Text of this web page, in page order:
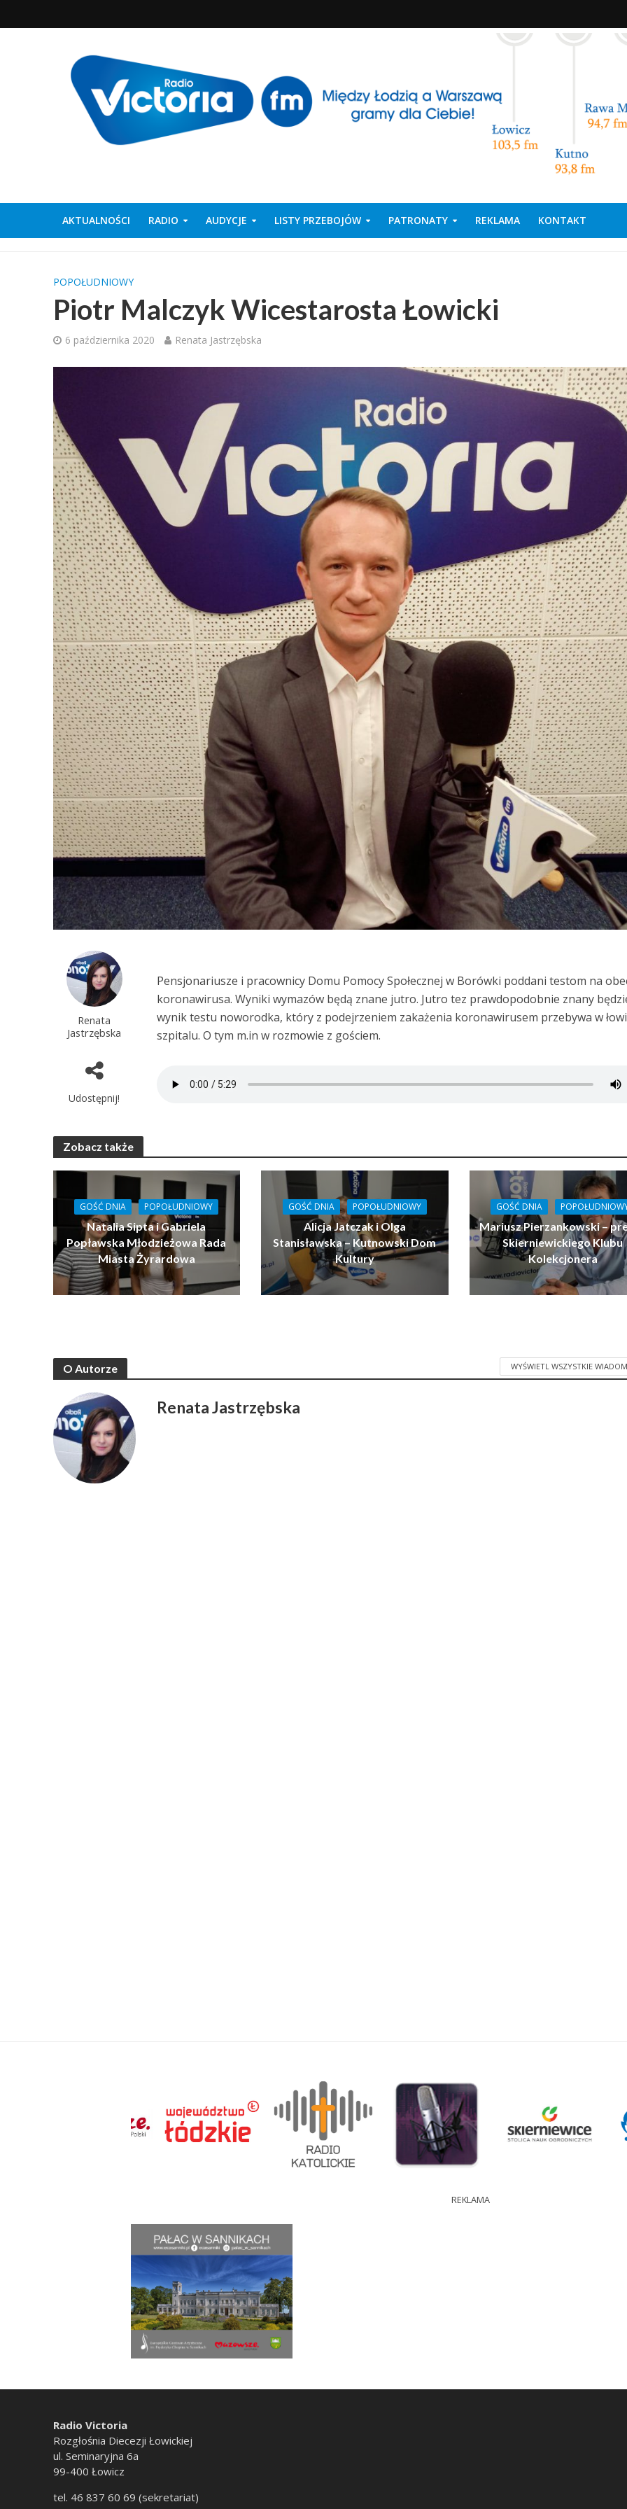
AKTUALNOŚCI RADIO AUDYCJE LISTY PRZEBOJÓW PATRONATY REKLAMA KONTAKT
POPOŁUDNIOWY
Piotr Malczyk Wicestarosta Łowicki
6 października 2020 Renata Jastrzębska
Renata
Jastrzębska
Udostępnij!
Pensjonariusze i pracownicy Domu Pomocy Społecznej w Borówki poddani testom na
koronawirusa. Wyniki wymazów będą znane jutro. Jutro tez prawdopodobnie znany
wynik testu noworodka, który z podejrzeniem zakażenia koronawirusem przebywa w
szpitalu. O tym m.in w rozmowie z gościem.
Zobacz także
GOŚĆ DNIA POPOŁUDNIOWY
Natalia Sipta i Gabriela
Popławska Młodzieżowa Rada
Miasta Żyrardowa
GOŚĆ DNIA POPOŁUDNIOWY
Alicja Jatczak i Olga
Stanisławska – Kutnowski Dom
Kultury
GOŚĆ DNIA
Mariusz Pierzankowski –
Skierniewickiego Klubu
Kolekcjonera
O Autorze WYŚWIETL WSZYSTKIE
Renata Jastrzębska
REKLAMA
Radio Victoria
Rozgłośnia Diecezji Łowickiej
ul. Seminaryjna 6a
99-400 Łowicz
tel. 46 837 60 69 (sekretariat)